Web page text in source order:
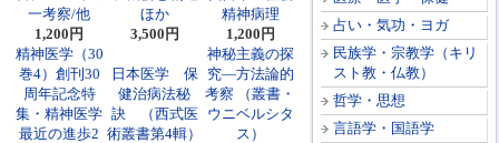
占い・気功・ヨガ
民族学・宗教学（キリ
スト教・仏教）
哲学・思想
言語学・国語学
一考察/他
1,200円
ほか
3,500円
精神病理
1,200円
精神医学（30
巻4）創刊30
周年記念特
集・精神医学
最近の進歩2
日本医学 保
健治病法秘
訣 （西式医
術叢書第4輯）
神秘主義の探
究―方法論的
考察 （叢書・
ウニベルシタ
ス）